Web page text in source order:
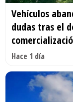
Vehículos
dudas tras el
Hace 1 día